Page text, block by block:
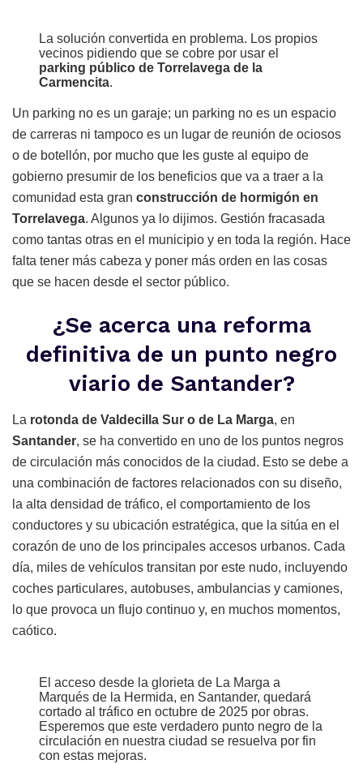
La solución convertida en problema. Los propios
vecinos pidiendo que se cobre por usar el
parking público de Torrelavega de la
Carmencita.
Un parking no es un garaje; un parking no es un espacio
de carreras ni tampoco es un lugar de reunión de ociosos
o de botellón, por mucho que les guste al equipo de
gobierno presumir de los beneficios que va a traer a la
comunidad esta gran construcción de hormigón en
Torrelavega. Algunos ya lo dijimos. Gestión fracasada
como tantas otras en el municipio y en toda la región. Hace
falta tener más cabeza y poner más orden en las cosas
que se hacen desde el sector público.
¿Se acerca una reforma
definitiva de un punto negro
viario de Santander?
La rotonda de Valdecilla Sur o de La Marga, en
Santander, se ha convertido en uno de los puntos negros
de circulación más conocidos de la ciudad. Esto se debe a
una combinación de factores relacionados con su diseño,
la alta densidad de tráfico, el comportamiento de los
conductores y su ubicación estratégica, que la sitúa en el
corazón de uno de los principales accesos urbanos. Cada
día, miles de vehículos transitan por este nudo, incluyendo
coches particulares, autobuses, ambulancias y camiones,
lo que provoca un flujo continuo y, en muchos momentos,
caótico.
El acceso desde la glorieta de La Marga a
Marqués de la Hermida, en Santander, quedará
cortado al tráfico en octubre de 2025 por obras.
Esperemos que este verdadero punto negro de la
circulación en nuestra ciudad se resuelva por fin
con estas mejoras.